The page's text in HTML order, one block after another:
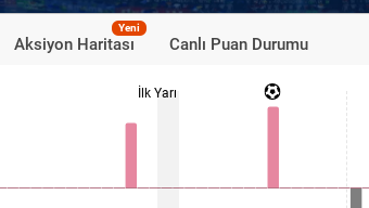
Aksiyon Haritası
Yeni
Canlı Puan Durumu
İlk Yarı